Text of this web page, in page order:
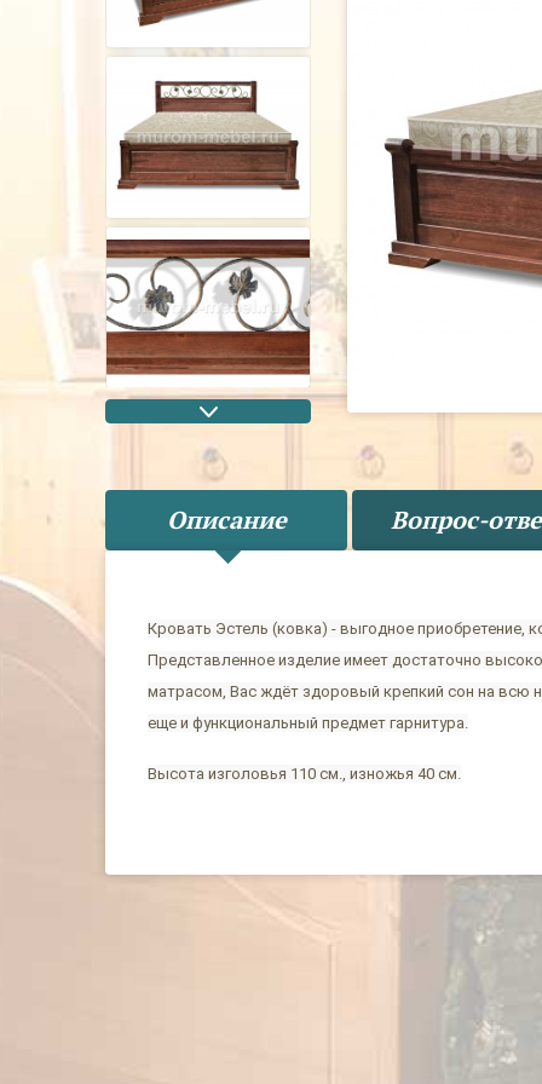
Описание Вопрос-
Кровать Эстель (ковка) - выгодное приобретение,
Представленное изделие имеет достаточно
матрасом, Вас ждёт здоровый крепкий сон на всю
еще и функциональный предмет гарнитура.
Высота изголовья 110 см., изножья 40 см.